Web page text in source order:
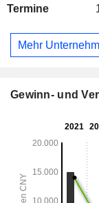
Termine
Mehr
Gewinn- und